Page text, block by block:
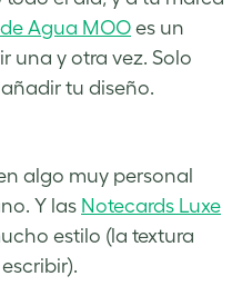
Agua MOOes un
una y otra vez. Solo
tu diseño.
algo muy personal
Y las Notecards Luxe
estilo (la textura